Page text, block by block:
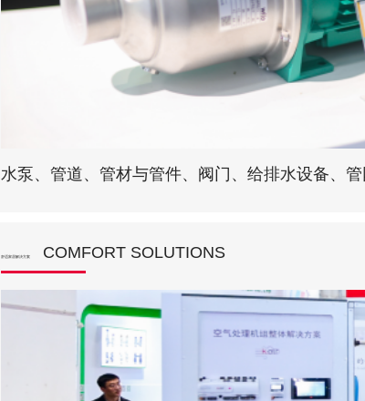
水泵、管道、管材与管件、阀门、给排水设备、
舒适家居解决方案 COMFORT SOLUTIONS